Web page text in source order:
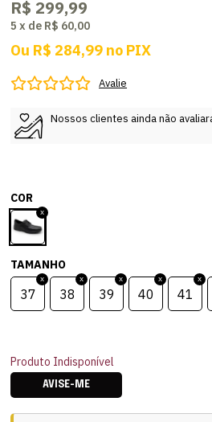
R$ 299,99
5 x de R$ 60,00
Ou R$ 284,99 no PIX
Avalie
Nossos clientes ainda não
COR
TAMANHO
37 38 39 40 41
Produto Indisponível
AVISE-ME